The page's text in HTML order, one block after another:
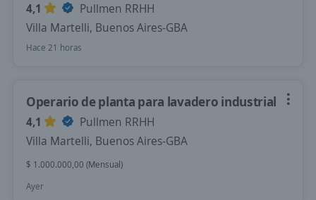
4,1
Pullmen RRHH
Villa Martelli, Buenos Aires-GBA
Hace 21 horas
Operario de planta para lavadero industrial
4,1
Pullmen RRHH
Villa Martelli, Buenos Aires-GBA
$ 1.000.000,00 (Mensual)
Ayer